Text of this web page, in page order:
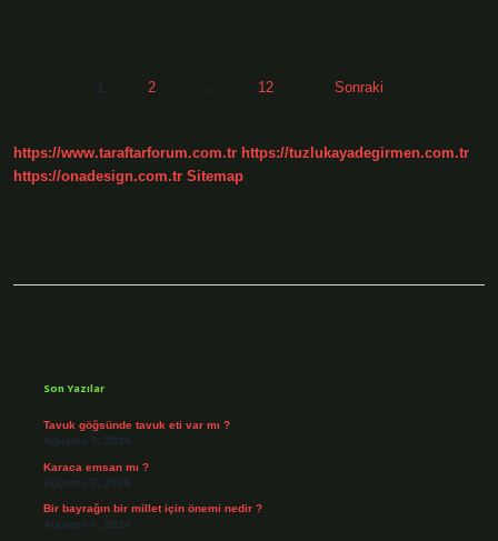
1 2 … 12 Sonraki
https://www.taraftarforum.com.tr https://tuzlukayadegirmen.com.tr
https://onadesign.com.tr Sitemap
Son Yazılar
Tavuk göğsünde tavuk eti var mı ?
Ağustos 8, 2026
Karaca emsan mı ?
Ağustos 7, 2026
Bir bayrağın bir millet için önemi nedir ?
Ağustos 6, 2026